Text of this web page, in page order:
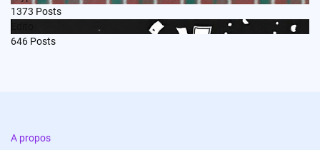
1373 Posts
646 Posts
A propos